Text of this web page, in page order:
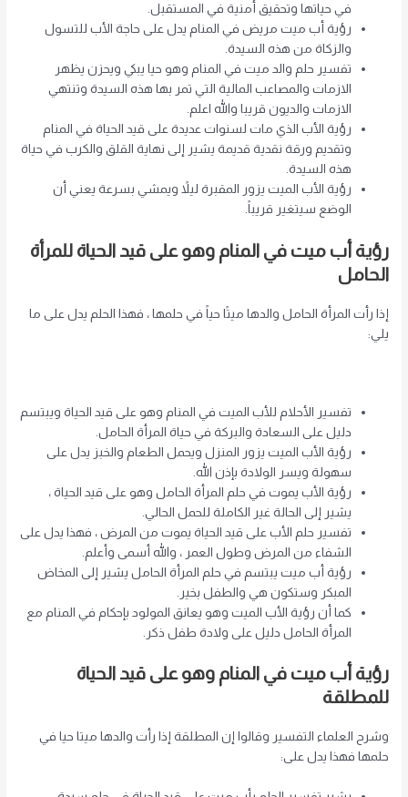
في حياتها وتحقيق أمنية في المستقبل.
رؤية أب ميت مريض في المنام يدل على حاجة الأب للتسول
والزكاة من هذه السيدة.
تفسير حلم والد ميت في المنام وهو حيا يبكي ويحزن يظهر
الازمات والمصاعب المالية التي تمر بها هذه السيدة وتنتهي
الازمات والديون قريبا والله اعلم.
رؤية الأب الذي مات لسنوات عديدة على قيد الحياة في المنام
وتقديم ورقة نقدية قديمة يشير إلى نهاية القلق والكرب في حياة
هذه السيدة.
رؤية الأب الميت يزور المقبرة ليلاً ويمشي بسرعة يعني أن
الوضع سيتغير قريباً.
رؤية أب ميت في المنام وهو على قيد الحياة للمرأة
الحامل
إذا رأت المرأة الحامل والدها ميتًا حياً في حلمها ، فهذا الحلم يدل على ما
يلي:
تفسير الأحلام للأب الميت في المنام وهو على قيد الحياة ويبتسم
دليل على السعادة والبركة في حياة المرأة الحامل.
رؤية الأب الميت يزور المنزل ويحمل الطعام والخبز يدل على
سهولة ويسر الولادة بإذن الله.
رؤية الأب يموت في حلم المرأة الحامل وهو على قيد الحياة ،
يشير إلى الحالة غير الكاملة للحمل الحالي.
تفسير حلم الأب على قيد الحياة يموت من المرض ، فهذا يدل على
الشفاء من المرض وطول العمر ، والله أسمى وأعلم.
رؤية أب ميت يبتسم في حلم المرأة الحامل يشير إلى المخاض
المبكر وستكون هي والطفل بخير.
كما أن رؤية الأب الميت وهو يعانق المولود بإحكام في المنام مع
المرأة الحامل دليل على ولادة طفل ذكر.
رؤية أب ميت في المنام وهو على قيد الحياة
للمطلقة
وشرح العلماء التفسير وقالوا إن المطلقة إذا رأت والدها ميتا حيا في
حلمها فهذا يدل على: